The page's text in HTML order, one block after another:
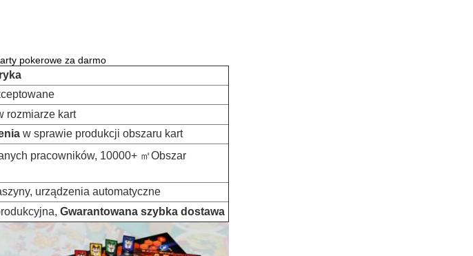
pokerowe za darmo
rozmiarze kart
w sprawie produkcji obszaru kart
pracowników, 10000+ ㎡Obszar
urządzenia automatyczne
Gwarantowana szybka dostawa